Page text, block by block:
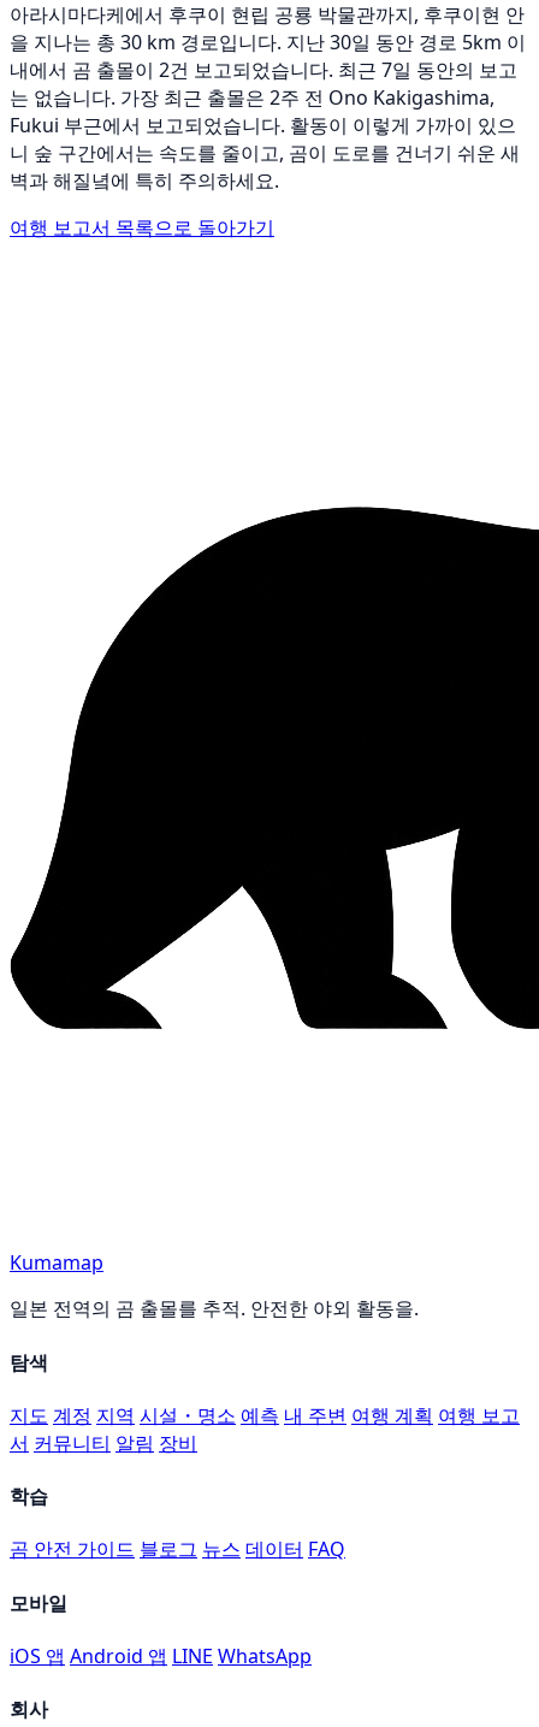
아라시마다케에서 후쿠이 현립 공룡 박물관까지, 후쿠이현 안
을 지나는 총 30 km 경로입니다. 지난 30일 동안 경로 5km 이
내에서 곰 출몰이 2건 보고되었습니다. 최근 7일 동안의 보고
는 없습니다. 가장 최근 출몰은 2주 전 Ono Kakigashima,
Fukui 부근에서 보고되었습니다. 활동이 이렇게 가까이 있으
니 숲 구간에서는 속도를 줄이고, 곰이 도로를 건너기 쉬운 새
벽과 해질녘에 특히 주의하세요.
여행 보고서 목록으로 돌아가기
Kumamap
일본 전역의 곰 출몰를 추적. 안전한 야외 활동을.
탐색
지도 계정 지역 시설・명소 예측 내 주변 여행 계획 여행 보고
서 커뮤니티 알림 장비
학습
곰 안전 가이드 블로그 뉴스 데이터 FAQ
모바일
iOS 앱 Android 앱 LINE WhatsApp
회사